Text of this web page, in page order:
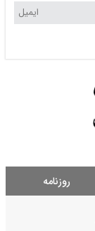
روزنامه